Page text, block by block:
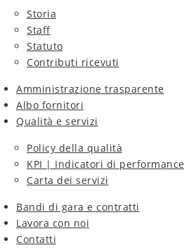
Storia
Staff
Statuto
Contributi ricevuti
Amministrazione trasparente
Albo fornitori
Qualità e servizi
Policy della qualità
KPI | Indicatori di performance
Carta dei servizi
Bandi di gara e contratti
Lavora con noi
Contatti